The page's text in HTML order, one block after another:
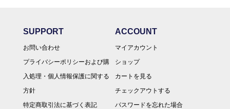
SUPPORT
お問い合わせ
プライバシーポリシーおよび購
入処理・個人情報保護に関する
方針
特定商取引法に基づく表記
ACCOUNT
マイアカウント
ショップ
カートを見る
チェックアウトする
パスワードを忘れた場合